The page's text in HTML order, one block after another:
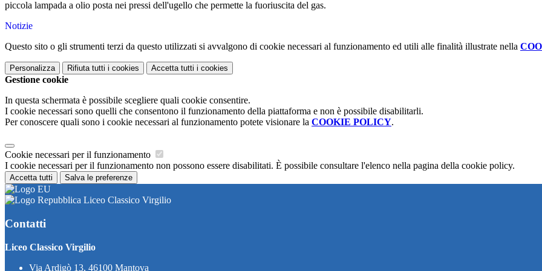
piccola lampada a olio posta nei pressi dell'ugello che permette la fuoriuscita del gas.
Notizie
Questo sito o gli strumenti terzi da questo utilizzati si avvalgono di cookie necessari al funzionamento ed utili alle finalità illustrate nella
Personalizza Rifiuta tutti i cookies Accetta tutti i cookies
Gestione cookie
In questa schermata è possibile scegliere quali cookie consentire.
I cookie necessari sono quelli che consentono il funzionamento della piattaforma e non è possibile disabilitarli.
Per conoscere quali sono i cookie necessari al funzionamento potete visionare la COOKIE POLICY.
Cookie necessari per il funzionamento
I cookie necessari per il funzionamento non possono essere disabilitati. È possibile consultare l'elenco nella pagina della cookie policy.
Accetta tutti Salva le preferenze
Liceo Classico Virgilio
Contatti
Liceo Classico Virgilio
Via Ardigò 13, 46100 Mantova